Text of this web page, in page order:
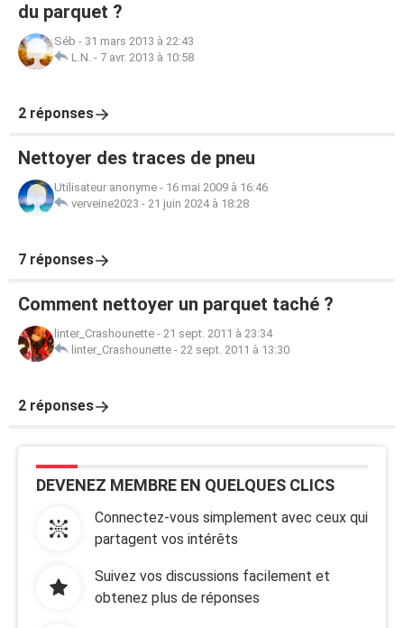
du parquet ?
Séb - 31 mars 2013 à 22:43
L.N. - 7 avr. 2013 à 10:58
2 réponses
Nettoyer des traces de pneu
Utilisateur anonyme - 16 mai 2009 à 16:46
verveine2023 - 21 juin 2024 à 18:28
7 réponses
Comment nettoyer un parquet taché ?
linter_Crashounette - 21 sept. 2011 à 23:34
linter_Crashounette - 22 sept. 2011 à 13:30
2 réponses
DEVENEZ MEMBRE EN QUELQUES CLICS
Connectez-vous simplement avec ceux qui
partagent vos intérêts
Suivez vos discussions facilement et
obtenez plus de réponses